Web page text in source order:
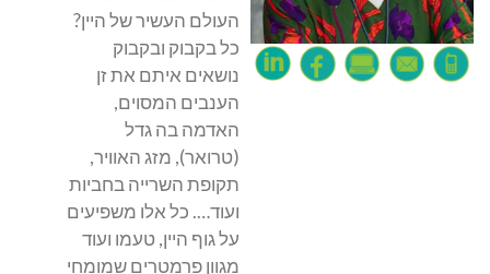
העולם העשיר של היין?
כל בקבוק ובקבוק
נושאים איתם את זן
הענבים המסוים,
האדמה בה גדל
(טרואר), מזג האוויר,
תקופת השרייה בחביות
ועוד…. כל אלו משפיעים
על גוף היין, טעמו ועוד
מגוון פרמטרים שמומחי